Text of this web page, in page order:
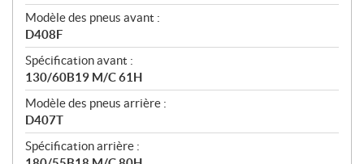
Modèle des pneus avant :
D408F
Spécification avant :
130/60B19 M/C 61H
Modèle des pneus arrière :
D407T
Spécification arrière :